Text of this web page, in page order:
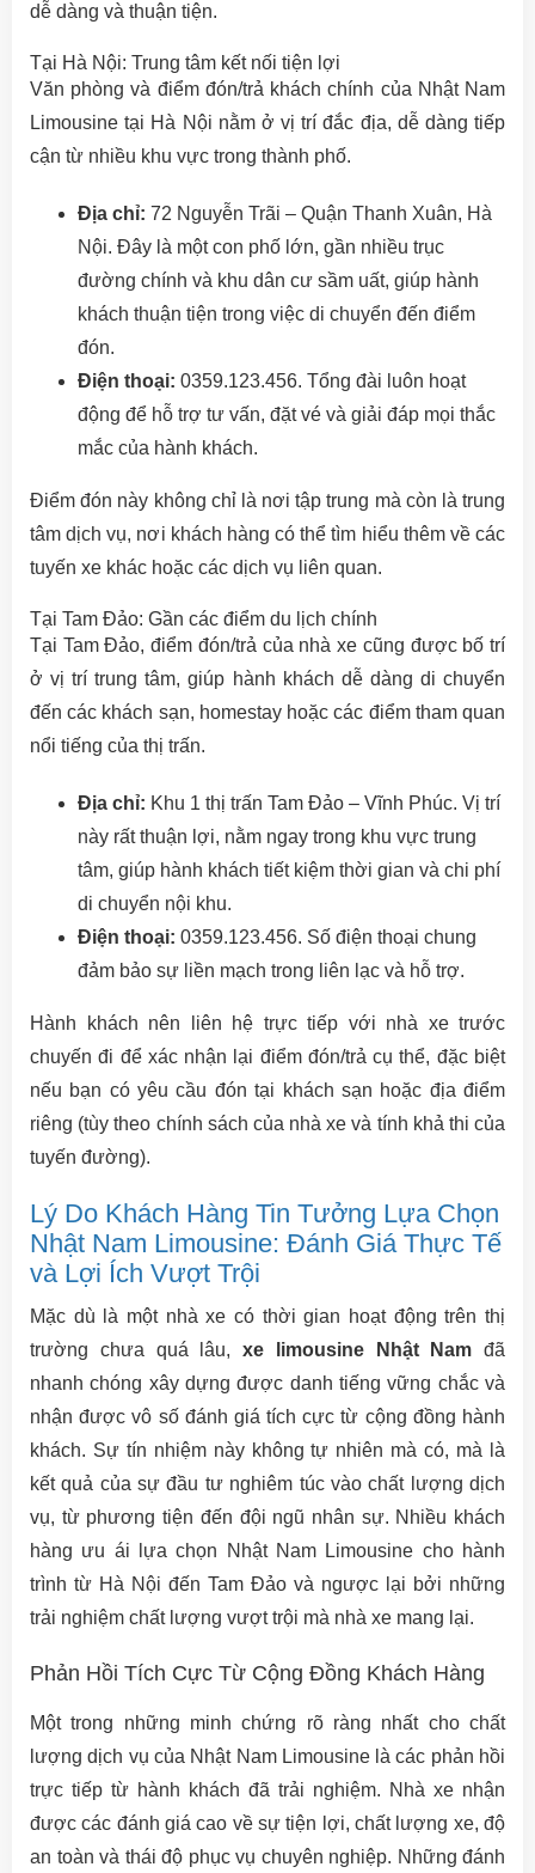
dễ dàng và thuận tiện.
Tại Hà Nội: Trung tâm kết nối tiện lợi
Văn phòng và điểm đón/trả khách chính của Nhật Nam
Limousine tại Hà Nội nằm ở vị trí đắc địa, dễ dàng tiếp
cận từ nhiều khu vực trong thành phố.
Địa chỉ: 72 Nguyễn Trãi – Quận Thanh Xuân, Hà
Nội. Đây là một con phố lớn, gần nhiều trục
đường chính và khu dân cư sầm uất, giúp hành
khách thuận tiện trong việc di chuyển đến điểm
đón.
Điện thoại: 0359.123.456. Tổng đài luôn hoạt
động để hỗ trợ tư vấn, đặt vé và giải đáp mọi thắc
mắc của hành khách.
Điểm đón này không chỉ là nơi tập trung mà còn là trung
tâm dịch vụ, nơi khách hàng có thể tìm hiểu thêm về các
tuyến xe khác hoặc các dịch vụ liên quan.
Tại Tam Đảo: Gần các điểm du lịch chính
Tại Tam Đảo, điểm đón/trả của nhà xe cũng được bố trí
ở vị trí trung tâm, giúp hành khách dễ dàng di chuyển
đến các khách sạn, homestay hoặc các điểm tham quan
nổi tiếng của thị trấn.
Địa chỉ: Khu 1 thị trấn Tam Đảo – Vĩnh Phúc. Vị trí
này rất thuận lợi, nằm ngay trong khu vực trung
tâm, giúp hành khách tiết kiệm thời gian và chi phí
di chuyển nội khu.
Điện thoại: 0359.123.456. Số điện thoại chung
đảm bảo sự liền mạch trong liên lạc và hỗ trợ.
Hành khách nên liên hệ trực tiếp với nhà xe trước
chuyến đi để xác nhận lại điểm đón/trả cụ thể, đặc biệt
nếu bạn có yêu cầu đón tại khách sạn hoặc địa điểm
riêng (tùy theo chính sách của nhà xe và tính khả thi của
tuyến đường).
Lý Do Khách Hàng Tin Tưởng Lựa Chọn
Nhật Nam Limousine: Đánh Giá Thực Tế
và Lợi Ích Vượt Trội
Mặc dù là một nhà xe có thời gian hoạt động trên thị
trường chưa quá lâu, xe limousine Nhật Nam đã
nhanh chóng xây dựng được danh tiếng vững chắc và
nhận được vô số đánh giá tích cực từ cộng đồng hành
khách. Sự tín nhiệm này không tự nhiên mà có, mà là
kết quả của sự đầu tư nghiêm túc vào chất lượng dịch
vụ, từ phương tiện đến đội ngũ nhân sự. Nhiều khách
hàng ưu ái lựa chọn Nhật Nam Limousine cho hành
trình từ Hà Nội đến Tam Đảo và ngược lại bởi những
trải nghiệm chất lượng vượt trội mà nhà xe mang lại.
Phản Hồi Tích Cực Từ Cộng Đồng Khách Hàng
Một trong những minh chứng rõ ràng nhất cho chất
lượng dịch vụ của Nhật Nam Limousine là các phản hồi
trực tiếp từ hành khách đã trải nghiệm. Nhà xe nhận
được các đánh giá cao về sự tiện lợi, chất lượng xe, độ
an toàn và thái độ phục vụ chuyên nghiệp. Những đánh